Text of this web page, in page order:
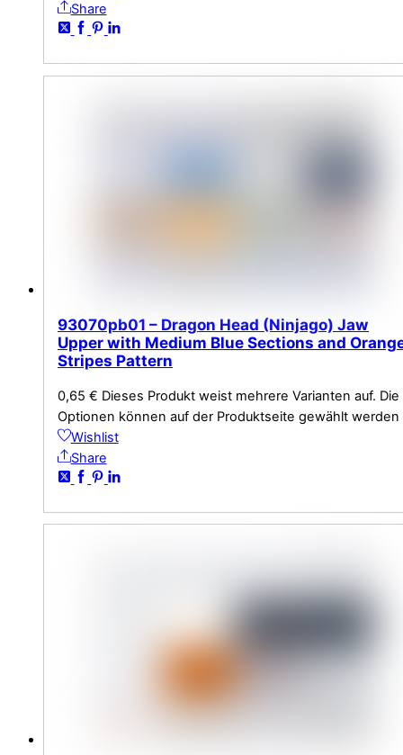
Share
93070pb01 – Dragon Head (Ninjago) Jaw
Upper with Medium Blue Sections and
Stripes Pattern
0,65 € Dieses Produkt weist mehrere Varianten auf. Die
Optionen können auf der Produktseite gewählt werden
Wishlist
Share